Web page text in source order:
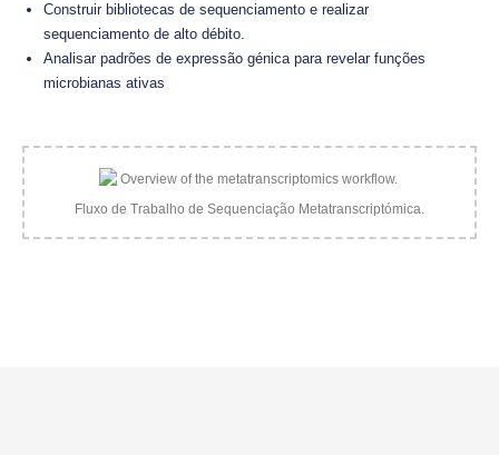
Construir bibliotecas de sequenciamento e realizar
sequenciamento de alto débito.
Analisar padrões de expressão génica para revelar funções
microbianas ativas
Fluxo de Trabalho de Sequenciação Metatranscriptómica.